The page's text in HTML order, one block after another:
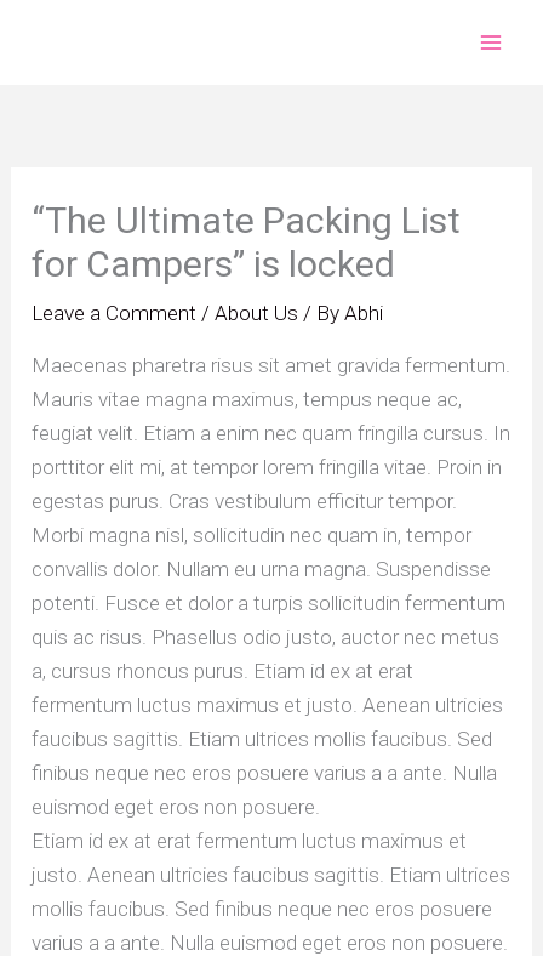
“The Ultimate Packing List
for Campers” is locked
Leave a Comment /About Us / ByAbhi
Maecenas pharetra risus sit amet gravida fermentum.
Mauris vitae magna maximus, tempus neque ac,
feugiat velit. Etiam a enim nec quam fringilla cursus. In
porttitor elit mi, at tempor lorem fringilla vitae. Proin in
egestas purus. Cras vestibulum efficitur tempor.
Morbi magna nisl, sollicitudin nec quam in, tempor
convallis dolor. Nullam eu urna magna. Suspendisse
potenti. Fusce et dolor a turpis sollicitudin fermentum
quis ac risus. Phasellus odio justo, auctor nec metus
a, cursus rhoncus purus. Etiam id ex at erat
fermentum luctus maximus et justo. Aenean ultricies
faucibus sagittis. Etiam ultrices mollis faucibus. Sed
finibus neque nec eros posuere varius a a ante. Nulla
euismod eget eros non posuere.
Etiam id ex at erat fermentum luctus maximus et
justo. Aenean ultricies faucibus sagittis. Etiam ultrices
mollis faucibus. Sed finibus neque nec eros posuere
varius a a ante. Nulla euismod eget eros non posuere.